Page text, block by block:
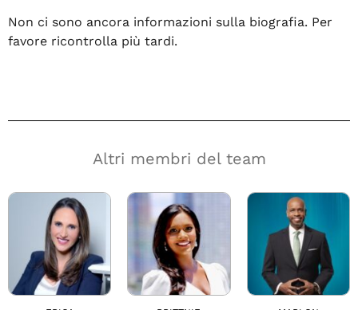
Non ci sono ancora informazioni sulla biografia. Per
favore ricontrolla più tardi.
Altri membri del team